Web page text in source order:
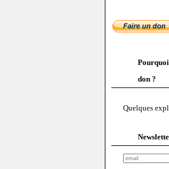
don ?
Quelques